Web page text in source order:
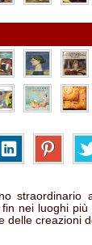
straordinario
nei luoghi
creazioni